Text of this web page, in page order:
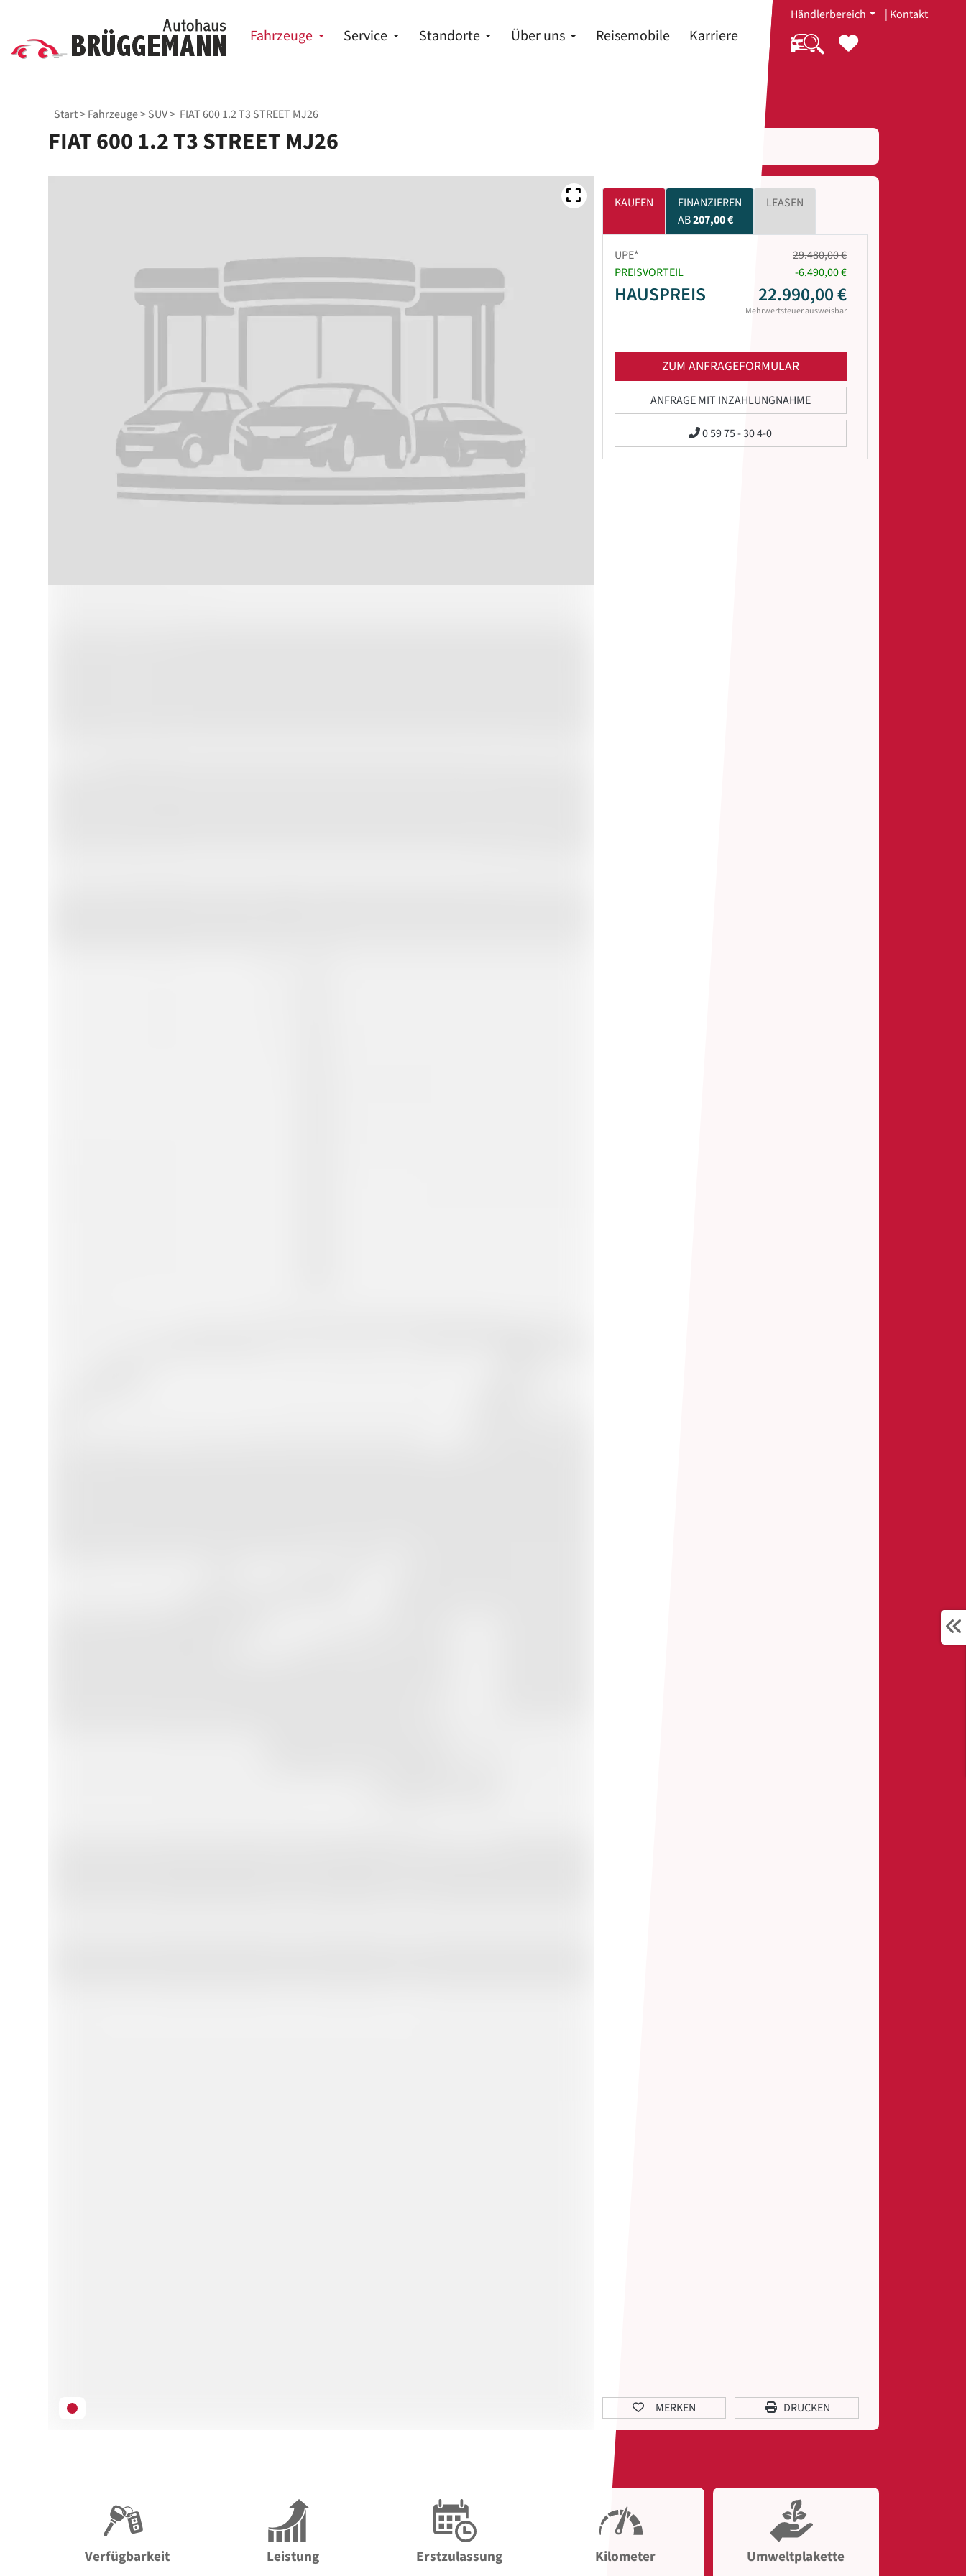
Fahrzeuge Service Standorte Über uns Reisemobile Karriere
Händlerbereich | Kontakt
Start>Fahrzeuge>SUV> FIAT 600 1.2 T3 STREET MJ26
FIAT 600 1.2 T3 STREET MJ26
KAUFEN
FINANZIEREN
AB207,00 €
LEASEN
UPE*
29.480,00 €
PREISVORTEIL
-6.490,00 €
HAUSPREIS 22.990,00 €
Mehrwertsteuer ausweisbar
ZUM ANFRAGEFORMULAR
ANFRAGE MIT INZAHLUNGNAHME
0 59 75 - 30 4-0
MERKEN DRUCKEN
Verfügbarkeit Leistung Erstzulassung Kilometer Umweltplakette